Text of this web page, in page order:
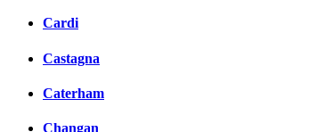
Cardi
Castagna
Caterham
Changan